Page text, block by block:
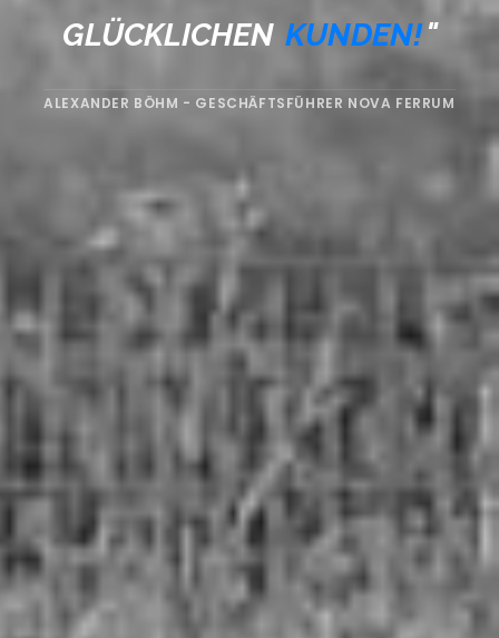
GLÜCKLICHEN KUNDEN!"
ALEXANDER BÖHM - GESCHÄFTSFÜHRER NOVA FERRUM